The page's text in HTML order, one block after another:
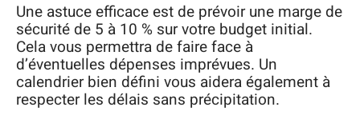
Une astuce efficace est de prévoir une marge de
sécurité de 5 à 10 % sur votre budget initial.
Cela vous permettra de faire face à
d’éventuelles dépenses imprévues. Un
calendrier bien défini vous aidera également à
respecter les délais sans précipitation.